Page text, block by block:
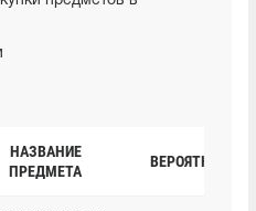
НАЗВАНИЕ
ПРЕДМЕТА
ВЕРОЯТНОСТЬ